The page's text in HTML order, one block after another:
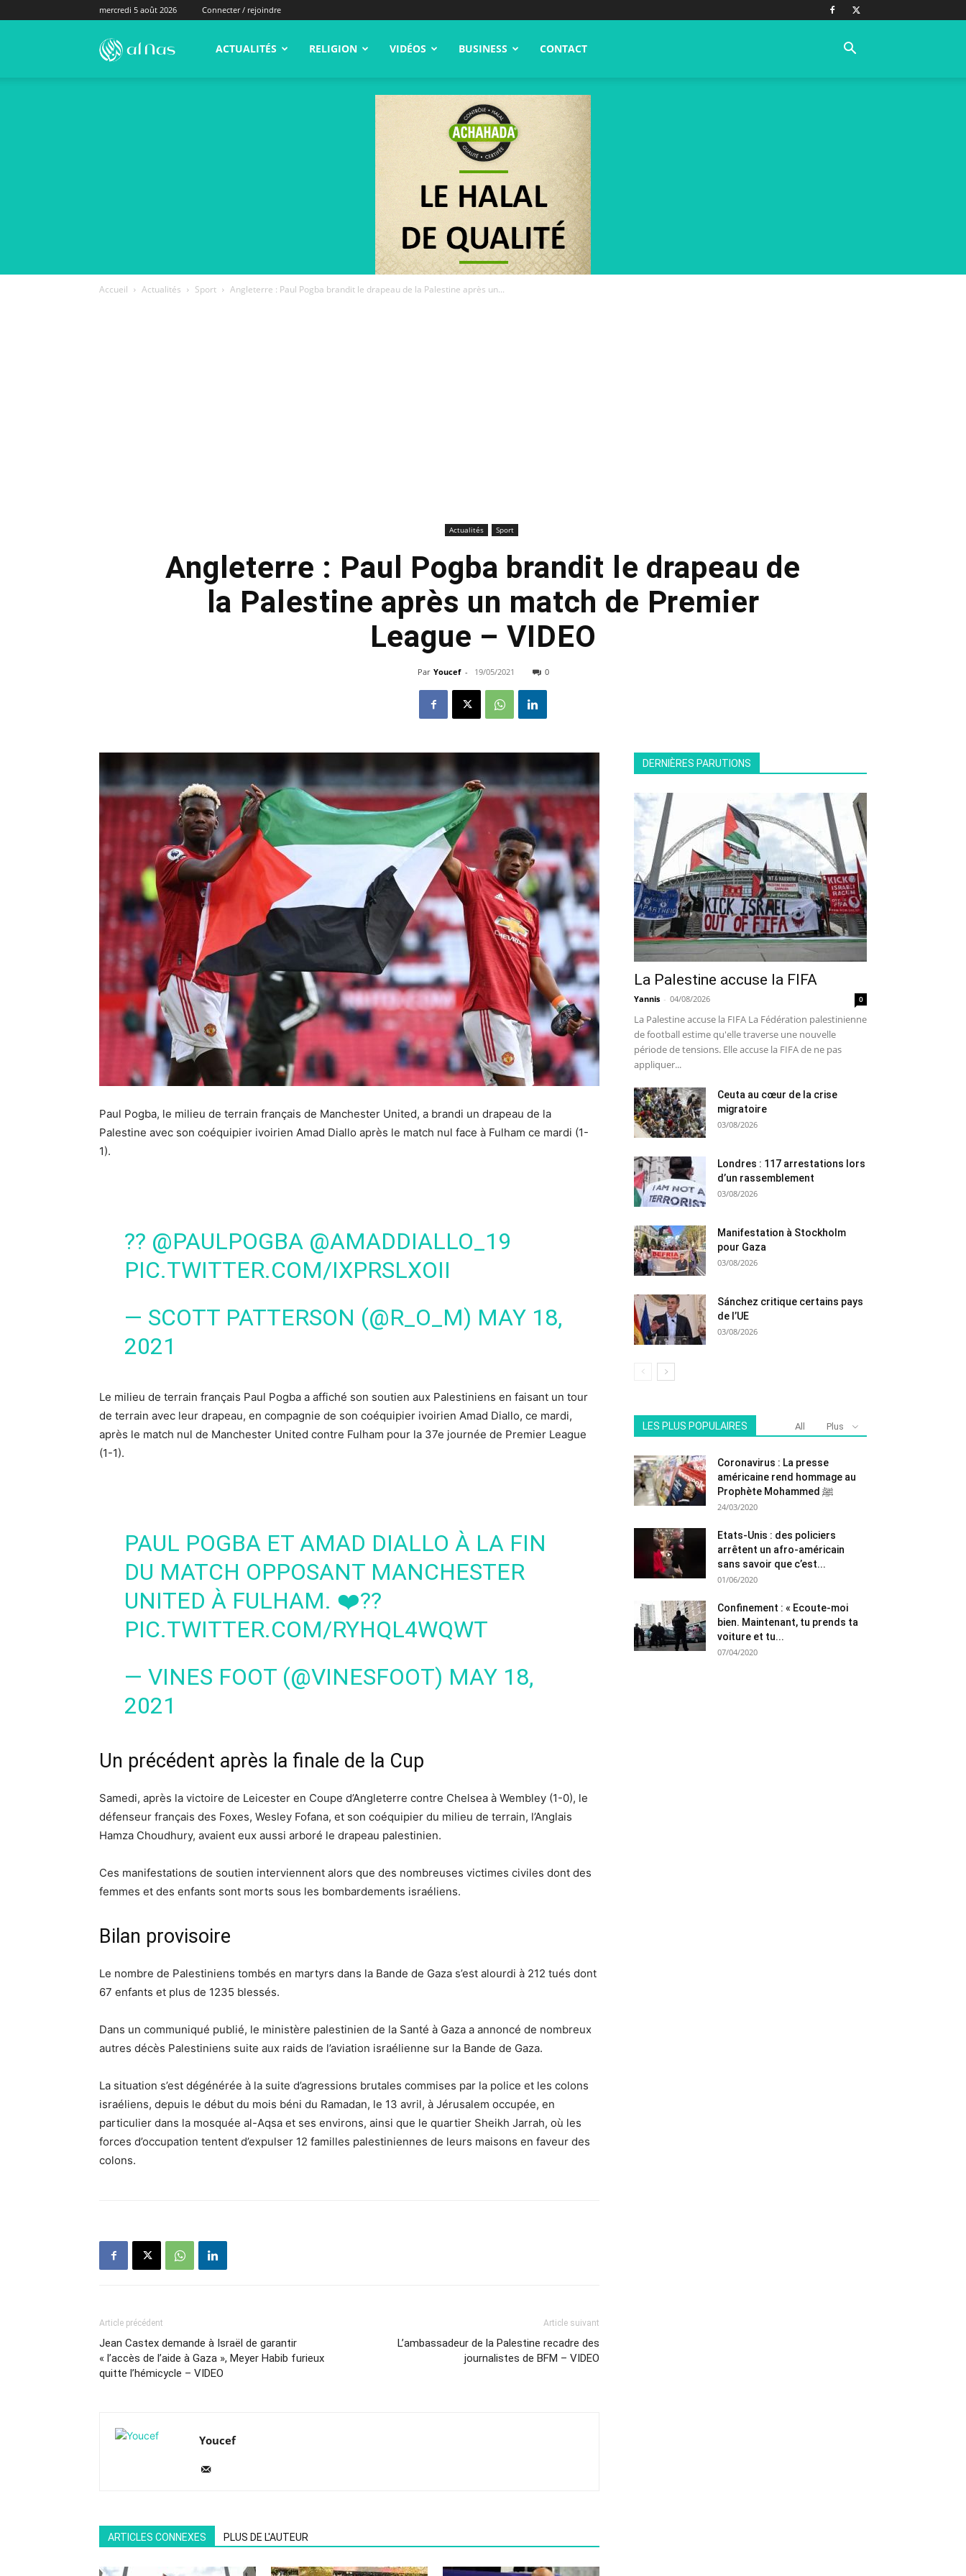
mercredi 5 août 2026 Connecter / rejoindre
alNas.fr ACTUALITÉS RELIGION VIDÉOS BUSINESS CONTACT
Accueil Actualités Sport Angleterre : Paul Pogba brandit le drapeau de la Palestine après un...
Actualités Sport
Angleterre : Paul Pogba brandit le drapeau de
la Palestine après un match de Premier
League – VIDEO
Par Youcef - 19/05/2021 0
Paul Pogba, le milieu de terrain français de Manchester United, a brandi un drapeau de la
Palestine avec son coéquipier ivoirien Amad Diallo après le match nul face à Fulham ce mardi (1-
1).
?? @PAULPOGBA @AMADDIALLO_19
PIC.TWITTER.COM/IXPRSLXOII
— SCOTT PATTERSON (@R_O_M) MAY 18,
2021
Le milieu de terrain français Paul Pogba a affiché son soutien aux Palestiniens en faisant un tour
de terrain avec leur drapeau, en compagnie de son coéquipier ivoirien Amad Diallo, ce mardi,
après le match nul de Manchester United contre Fulham pour la 37e journée de Premier League
(1-1).
PAUL POGBA ET AMAD DIALLO À LA FIN
DU MATCH OPPOSANT MANCHESTER
UNITED À FULHAM. ❤️??
PIC.TWITTER.COM/RYHQL4WQWT
— VINES FOOT (@VINESFOOT) MAY 18,
2021
Un précédent après la finale de la Cup
Samedi, après la victoire de Leicester en Coupe d’Angleterre contre Chelsea à Wembley (1-0), le
défenseur français des Foxes, Wesley Fofana, et son coéquipier du milieu de terrain, l’Anglais
Hamza Choudhury, avaient eux aussi arboré le drapeau palestinien.
Ces manifestations de soutien interviennent alors que des nombreuses victimes civiles dont des
femmes et des enfants sont morts sous les bombardements israéliens.
Bilan provisoire
Le nombre de Palestiniens tombés en martyrs dans la Bande de Gaza s’est alourdi à 212 tués dont
67 enfants et plus de 1235 blessés.
Dans un communiqué publié, le ministère palestinien de la Santé à Gaza a annoncé de nombreux
autres décès Palestiniens suite aux raids de l’aviation israélienne sur la Bande de Gaza.
La situation s’est dégénérée à la suite d’agressions brutales commises par la police et les colons
israéliens, depuis le début du mois béni du Ramadan, le 13 avril, à Jérusalem occupée, en
particulier dans la mosquée al-Aqsa et ses environs, ainsi que le quartier Sheikh Jarrah, où les
forces d’occupation tentent d’expulser 12 familles palestiniennes de leurs maisons en faveur des
colons.
Article précédent
Jean Castex demande à Israël de garantir
« l’accès de l’aide à Gaza », Meyer Habib furieux
quitte l’hémicycle – VIDEO
Article suivant
L’ambassadeur de la Palestine recadre des
journalistes de BFM – VIDEO
Youcef
ARTICLES CONNEXES PLUS DE L'AUTEUR
DERNIÈRES PARUTIONS
La Palestine accuse la FIFA
Yannis - 04/08/2026 0
La Palestine accuse la FIFA La Fédération palestinienne
de football estime qu'elle traverse une nouvelle
période de tensions. Elle accuse la FIFA de ne pas
appliquer...
Ceuta au cœur de la crise
migratoire
03/08/2026
Londres : 117 arrestations lors
d’un rassemblement
03/08/2026
Manifestation à Stockholm
pour Gaza
03/08/2026
Sánchez critique certains pays
de l’UE
03/08/2026
LES PLUS POPULAIRES All Plus
Coronavirus : La presse
américaine rend hommage au
Prophète Mohammed ﷺ
24/03/2020
Etats-Unis : des policiers
arrêtent un afro-américain
sans savoir que c’est...
01/06/2020
Confinement : « Ecoute-moi
bien. Maintenant, tu prends ta
voiture et tu...
07/04/2020